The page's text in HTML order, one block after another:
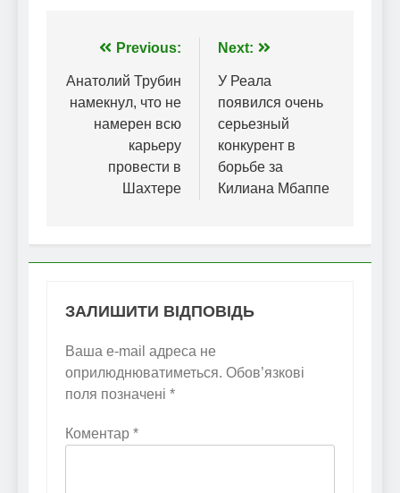
Навігація
записів
Previous:
Анатолий Трубин
намекнул, что не
намерен всю
карьеру
провести в
Шахтере
Next:
У Реала
появился очень
серьезный
конкурент в
борьбе за
Килиана Мбаппе
ЗАЛИШИТИ ВІДПОВІДЬ
Ваша e-mail адреса не
оприлюднюватиметься. Обов’язкові
поля позначені *
Коментар *